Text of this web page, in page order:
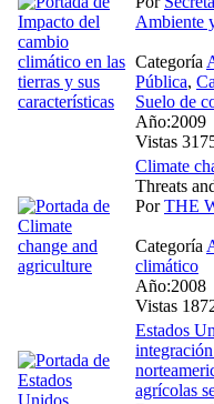
Ambiente
Categoría
Pública,
Suelo de
Año:2009
Vistas
Climate
Threats
PorTHE
Categoría
climático
Año:2008
Vistas
Estados
agrícolas